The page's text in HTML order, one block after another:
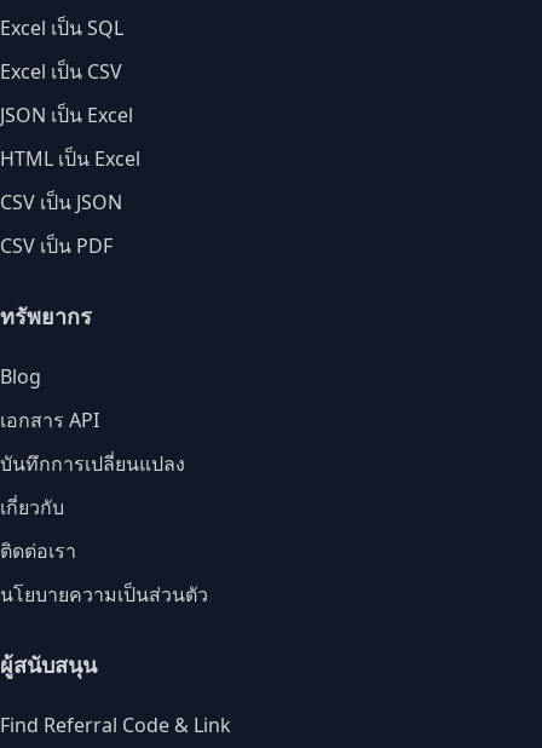
Excel เป็น SQL
Excel เป็น CSV
JSON เป็น Excel
HTML เป็น Excel
CSV เป็น JSON
CSV เป็น PDF
ทรัพยากร
Blog
เอกสาร API
บันทึกการเปลี่ยนแปลง
เกี่ยวกับ
ติดต่อเรา
นโยบายความเป็นส่วนตัว
ผู้สนับสนุน
Find Referral Code & Link